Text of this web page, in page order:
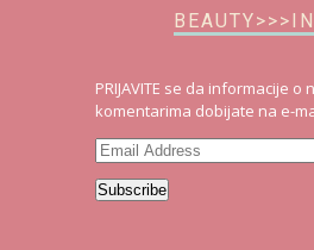
PRIJAVITE se da informacije
komentarima dobijate na e-
Email
Address
Subscribe